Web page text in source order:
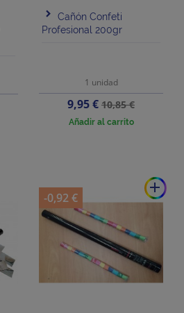
Cañón Confeti
Profesional 200gr
1 unidad
Precio
9,95 €Precio
base
10,85 €
Añadir al carrito
add
-0,92 €